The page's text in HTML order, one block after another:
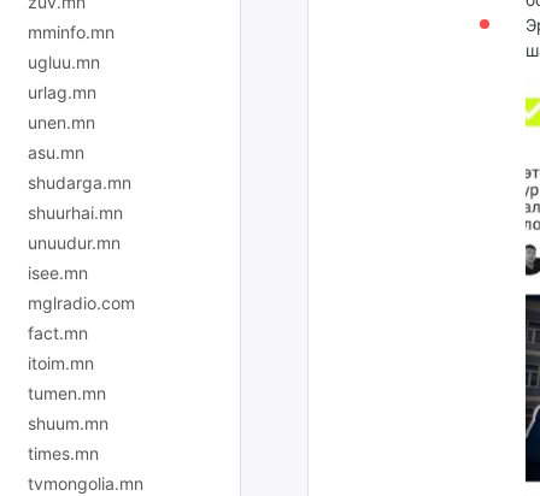
mminfo.mn
ugluu.mn
urlag.mn
unen.mn
asu.mn
shudarga.mn
shuurhai.mn
unuudur.mn
isee.mn
mglradio.com
fact.mn
itoim.mn
tumen.mn
shuum.mn
times.mn
tvmongolia.mn